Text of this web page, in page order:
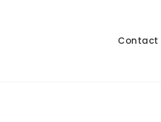
Contact